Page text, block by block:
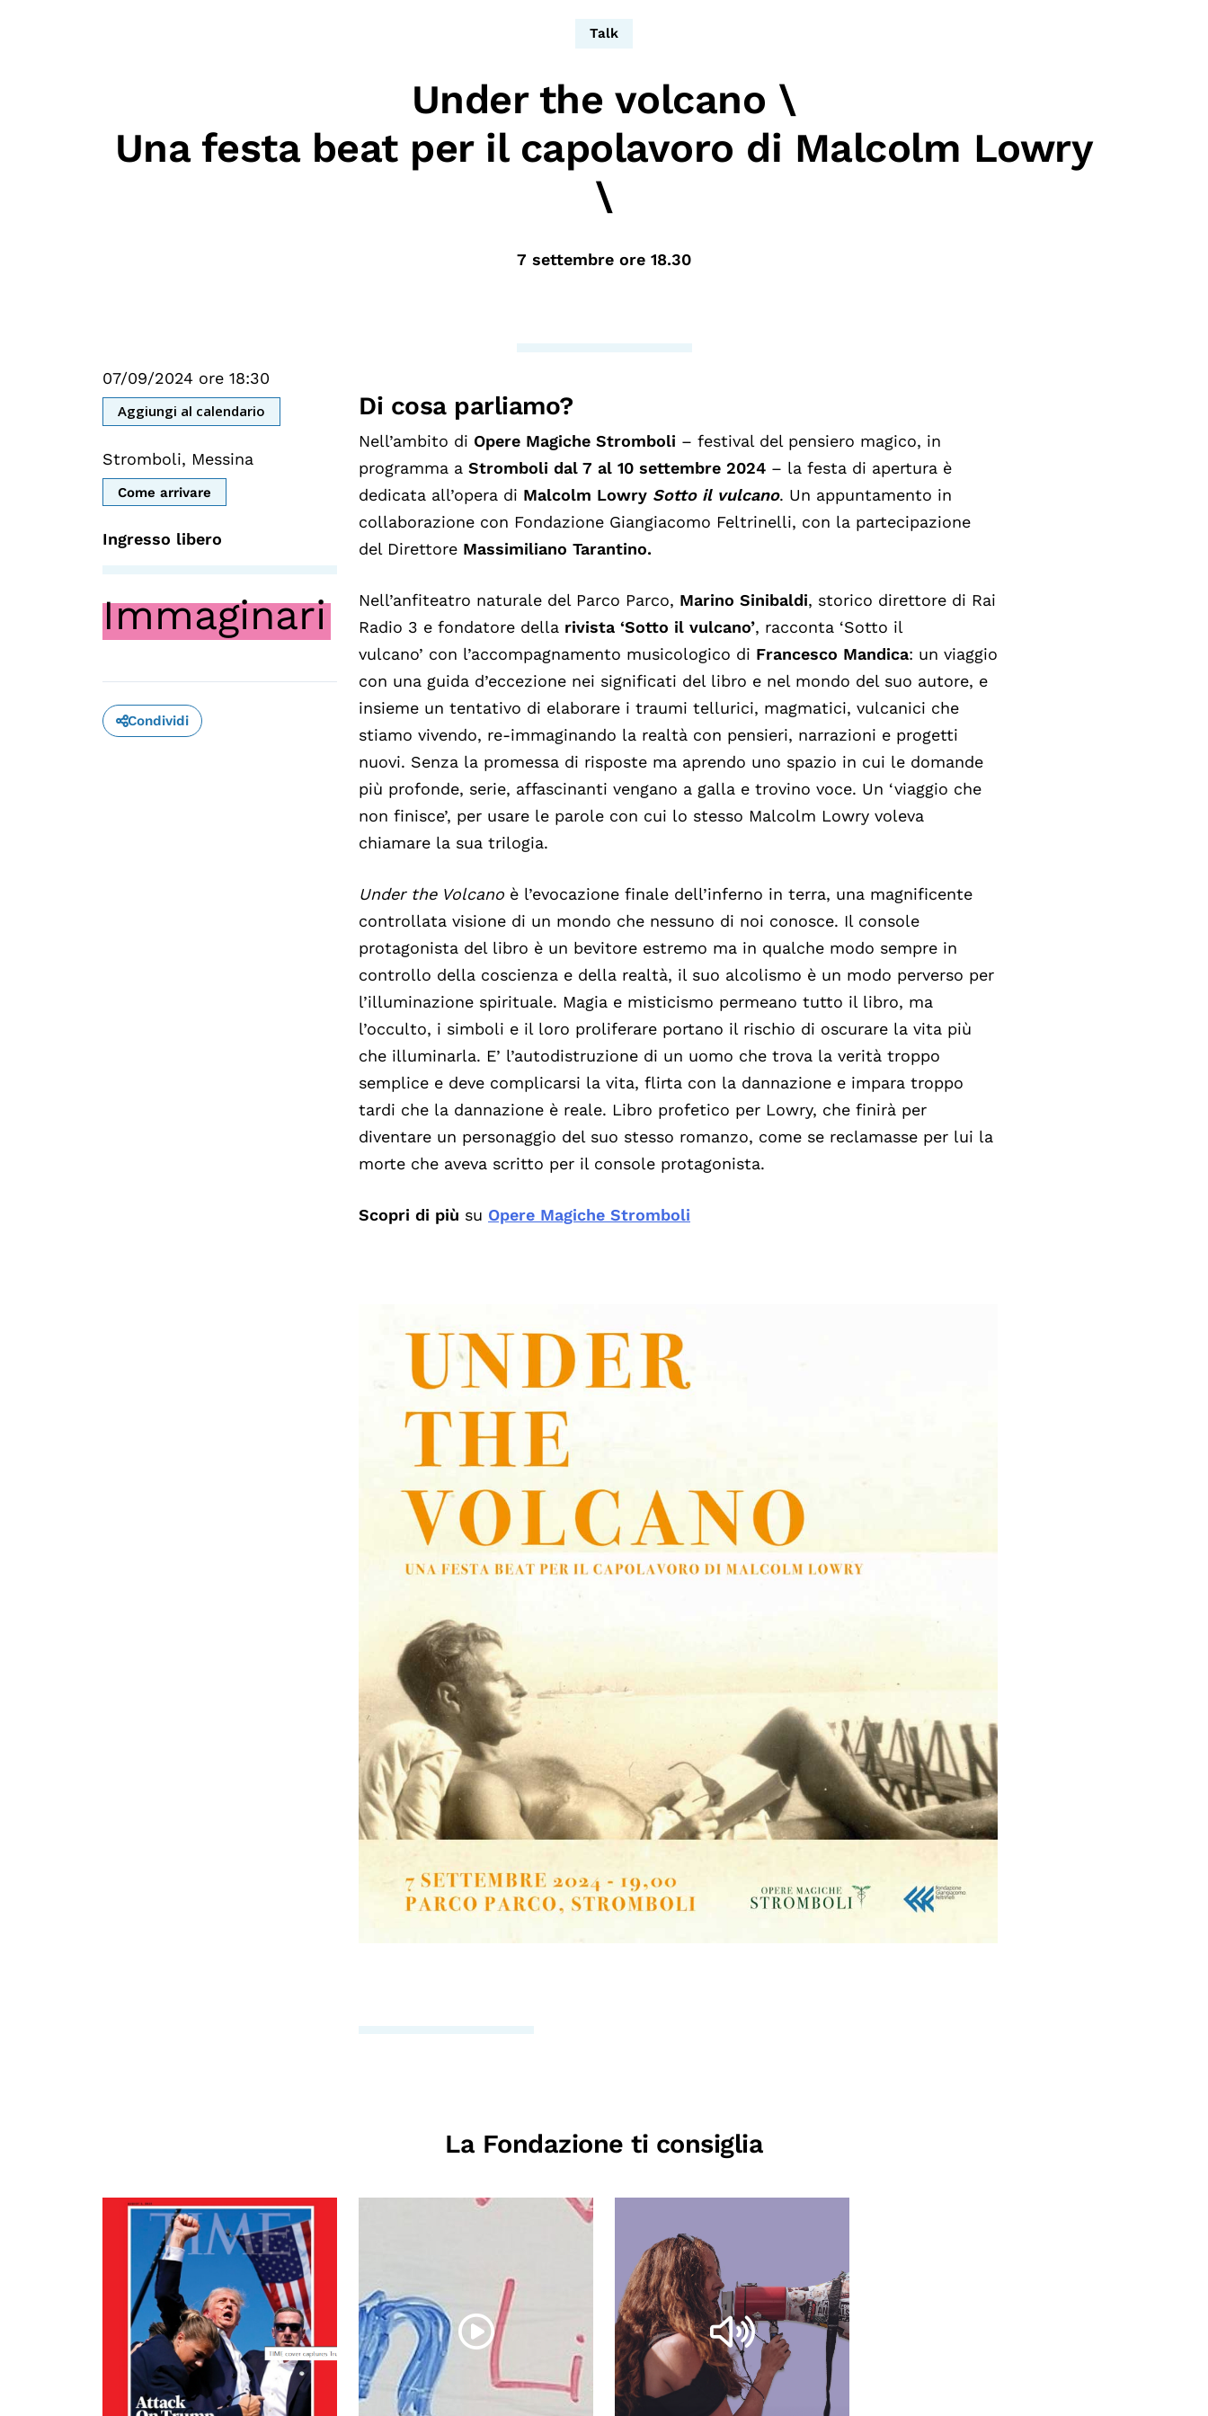
Calendario civile
Podcast
Talk
Under the volcano \
Una festa beat per il capolavoro di Malcolm Lowry
\
7 settembre ore 18.30
07/09/2024 ore 18:30
Aggiungi al calendario
Stromboli, Messina
Come arrivare
Ingresso libero
Immaginari
Condividi
Di cosa parliamo?
Nell’ambito di Opere Magiche Stromboli – festival del pensiero magico, in
programma a Stromboli dal 7 al 10 settembre 2024 – la festa di apertura è
dedicata all’opera di Malcolm Lowry Sotto il vulcano. Un appuntamento in
collaborazione con Fondazione Giangiacomo Feltrinelli, con la partecipazione
del Direttore Massimiliano Tarantino.
Nell’anfiteatro naturale del Parco Parco, Marino Sinibaldi, storico direttore di Rai
Radio 3 e fondatore della rivista ‘Sotto il vulcano’, racconta ‘Sotto il
vulcano’ con l’accompagnamento musicologico di Francesco Mandica: un viaggio
con una guida d’eccezione nei significati del libro e nel mondo del suo autore, e
insieme un tentativo di elaborare i traumi tellurici, magmatici, vulcanici che
stiamo vivendo, re-immaginando la realtà con pensieri, narrazioni e progetti
nuovi. Senza la promessa di risposte ma aprendo uno spazio in cui le domande
più profonde, serie, affascinanti vengano a galla e trovino voce. Un ‘viaggio che
non finisce’, per usare le parole con cui lo stesso Malcolm Lowry voleva
chiamare la sua trilogia.
Under the Volcano è l’evocazione finale dell’inferno in terra, una magnificente
controllata visione di un mondo che nessuno di noi conosce. Il console
protagonista del libro è un bevitore estremo ma in qualche modo sempre in
controllo della coscienza e della realtà, il suo alcolismo è un modo perverso per
l’illuminazione spirituale. Magia e misticismo permeano tutto il libro, ma
l’occulto, i simboli e il loro proliferare portano il rischio di oscurare la vita più
che illuminarla. E’ l’autodistruzione di un uomo che trova la verità troppo
semplice e deve complicarsi la vita, flirta con la dannazione e impara troppo
tardi che la dannazione è reale. Libro profetico per Lowry, che finirà per
diventare un personaggio del suo stesso romanzo, come se reclamasse per lui la
morte che aveva scritto per il console protagonista.
Scopri di più su Opere Magiche Stromboli
La Fondazione ti consiglia